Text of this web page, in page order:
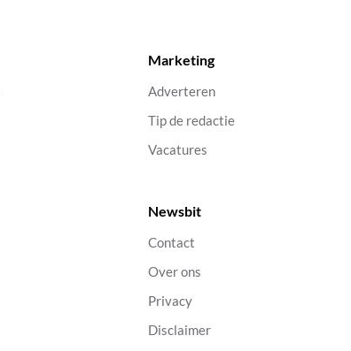
Marketing
Adverteren
Tip de redactie
Vacatures
Newsbit
Contact
Over ons
Privacy
Disclaimer